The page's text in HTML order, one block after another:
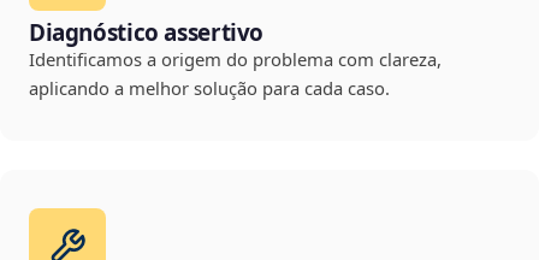
Diagnóstico assertivo
Identificamos a origem do problema com clareza,
aplicando a melhor solução para cada caso.